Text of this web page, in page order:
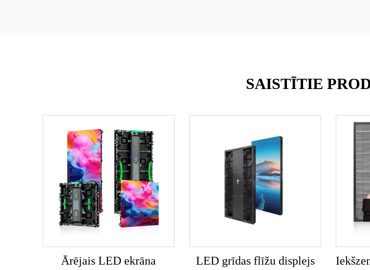
SAISTĪTIE
Ārējais LED ekrāna
LED grīdas flīžu displejs